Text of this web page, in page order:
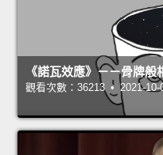
《諾瓦效應》－－骨牌
觀看次數：36213 • 2021-10-